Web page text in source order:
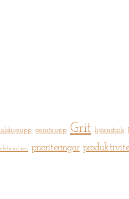
geinteupp Grit hjärnstark
prioriteringar